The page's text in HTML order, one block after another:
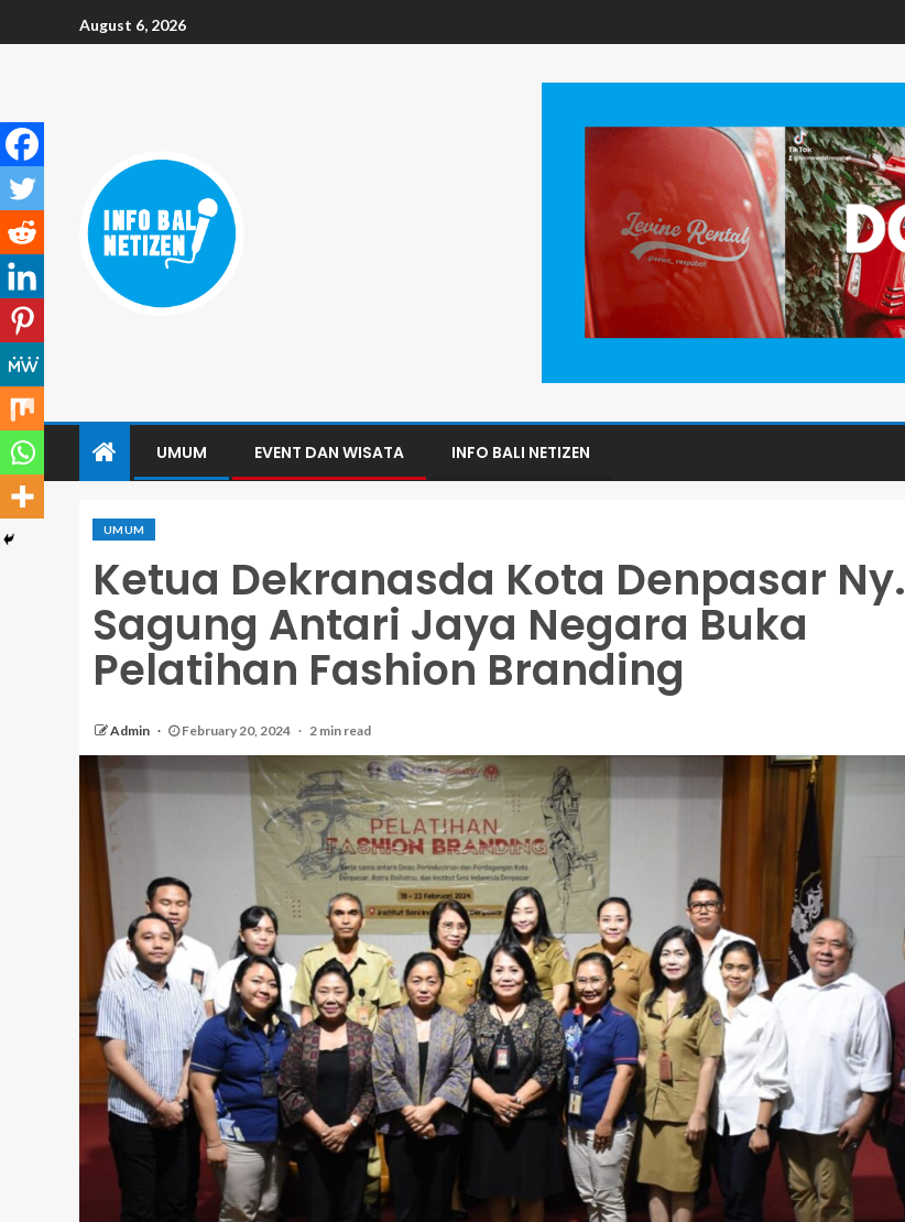
August 6, 2026
UMUM EVENT DAN WISATA INFO BALI NETIZEN
UMUM
Ketua Dekranasda Kota Denpasar Ny.
Sagung Antari Jaya Negara Buka
Pelatihan Fashion Branding
Admin February 20, 2024 2 min read